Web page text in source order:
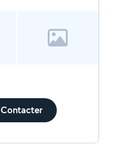
Contacter